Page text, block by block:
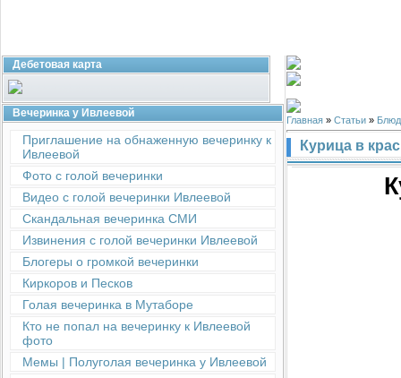
Дебетовая карта
Вечеринка у Ивлеевой
Приглашение на обнаженную вечеринку к
Ивлеевой
Фото с голой вечеринки
Видео с голой вечеринки Ивлеевой
Скандальная вечеринка СМИ
Извинения с голой вечеринки Ивлеевой
Блогеры о громкой вечеринки
Киркоров и Песков
Голая вечеринка в Мутаборе
Кто не попал на вечеринку к Ивлеевой
фото
Мемы | Полуголая вечеринка у Ивлеевой
Главная » Статьи »
Курица в